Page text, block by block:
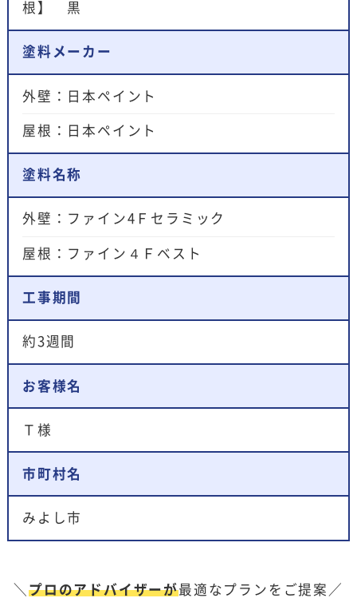
根】 黒
塗料メーカー
外壁：日本ペイント
屋根：日本ペイント
塗料名称
外壁：ファイン4Ｆセラミック
屋根：ファイン４Ｆベスト
工事期間
約3週間
お客様名
Ｔ様
市町村名
みよし市
＼プロのアドバイザーが最適なプランをご提案／